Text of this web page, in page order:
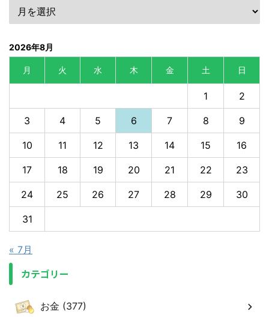
2026年8月
月 火 水 木 金 土 日
1 2
3 4 5 6 7 8 9
10 11 12 13 14 15 16
17 18 19 20 21 22 23
24 25 26 27 28 29 30
31
« 7月
カテゴリー
お金 (377)